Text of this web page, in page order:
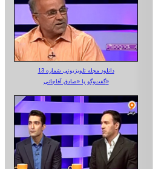
دانلود مجله تلویزیونی شماره 13
گفت‌وگو با «صادق آقاجانی»